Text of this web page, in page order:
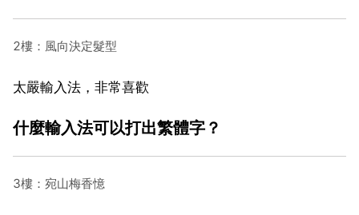
2樓：風向決定髮型
太嚴輸入法，非常喜歡
什麼輸入法可以打出繁體字？
3樓：宛山梅香憶